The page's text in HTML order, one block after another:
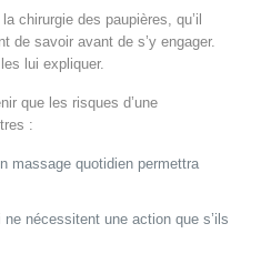
chirurgie des paupières, qu’il
de savoir avant de s’y engager.
lui expliquer.
que les risques d’une
:
massage quotidien permettra
ne nécessitent une action que s’ils